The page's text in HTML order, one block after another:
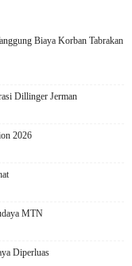
Biaya Korban Tabrakan
Dillinger Jerman
2026
MTN
Diperluas